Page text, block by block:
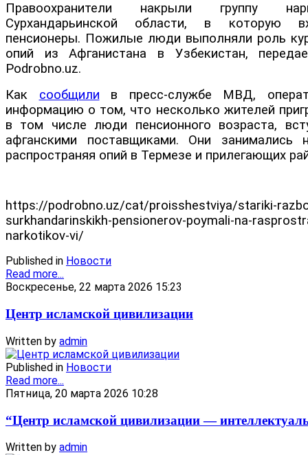
Правоохранители накрыли группу
Сурхандарьинской области, в которую
пенсионеры. Пожилые люди выполняли роль
опий из Афганистана в Узбекистан,
Podrobno.uz.
Как сообщили в пресс-службе МВД,
информацию о том, что несколько жителей
в том числе люди пенсионного возраста,
афганскими поставщиками. Они занимались
распространяя опий в Термезе и прилегающих
https://podrobno.uz/cat/proisshestviya/stariki-
surkhandarinskikh-pensionerov-poymali-na-
narkotikov-vi/
Published in Новости
Read more...
Воскресенье, 22 марта 2026 15:23
Центр исламской цивилизации
Written by admin
Published in Новости
Read more...
Пятница, 20 марта 2026 10:28
“Центр исламской цивилизации —
Written by admin